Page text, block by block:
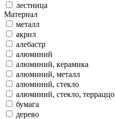
лестница
Материал
металл
акрил
алебастр
алюминий
алюминий, керамика
алюминий, металл
алюминий, стекло
алюминий, стекло, терраццо
бумага
дерево